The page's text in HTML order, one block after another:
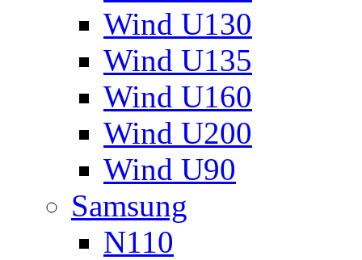
Wind U130
Wind U135
Wind U160
Wind U200
Wind U90
Samsung
N110